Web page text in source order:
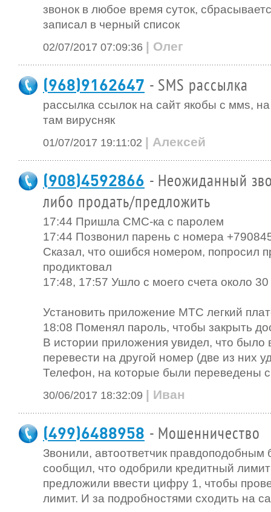
звонок в любое время суток,
записал в черный список
02/07/2017 07:09:36 | Олег
(968)9162647 - SMS рассылка
рассылка ссылок на сайт якобы с ммs,
там вирусняк
01/07/2017 19:11:02 | Алексей
(908)4592866 - Неожиданный
либо продать/предложить
17:44 Пришла СМС-ка с паролем
17:44 Позвонил парень с номера
Сказал, что ошибся номером, попросил
продиктовал
17:48, 17:57 Ушло с моего счета около 30
Установить приложение МТС легкий
18:08 Поменял пароль, чтобы закрыть
В истории приложения увидел, что было
перевести на другой номер (две из них
Телефон, на которые были переведены
30/06/2017 18:32:09 | Иван
(499)6488958 - Мошенничество
Звонили, автоответчик правдоподобным
сообщил, что одобрили кредитный
предложили ввести цифру 1, чтобы
лимит. И за подробностями сходить на